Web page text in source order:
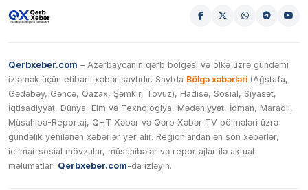
Qerbxeber.com – Azərbaycanın qərb bölgəsi və ölkə üzrə gündəmi
izləmək üçün etibarlı xəbər saytıdır. Saytda Bölgə xəbərləri (Ağstafa,
Gədəbəy, Gəncə, Qazax, Şəmkir, Tovuz), Hadisə, Sosial, Siyasət,
İqtisadiyyat, Dünya, Elm və Texnologiya, Mədəniyyət, İdman, Maraqlı,
Müsahibə-Reportaj, QHT Xəbər və Qərb Xəbər TV bölmələri üzrə
gündəlik yenilənən xəbərlər yer alır. Regionlardan ən son xəbərlər,
ictimai-sosial mövzular, müsahibələr və reportajlar ilə aktual
məlumatları Qerbxeber.com-da izləyin.